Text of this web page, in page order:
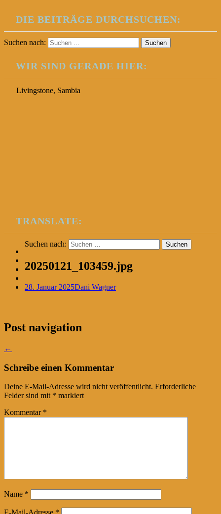
DIE BEITRÄGE DURCHSUCHEN:
Suchen nach:
WIR SIND GERADE HIER:
Livingstone, Sambia
TRANSLATE:
Suchen nach:
20250121_103459.jpg
28. Januar 2025Dani Wagner
Post navigation
←
Schreibe einen Kommentar
Deine E-Mail-Adresse wird nicht veröffentlicht. Erforderliche
Felder sind mit * markiert
Kommentar *
Name *